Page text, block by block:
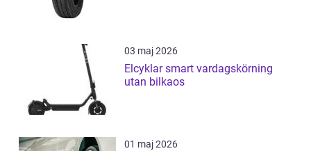
03 maj 2026
Elcyklar smart vardagskörning
utan bilkaos
01 maj 2026